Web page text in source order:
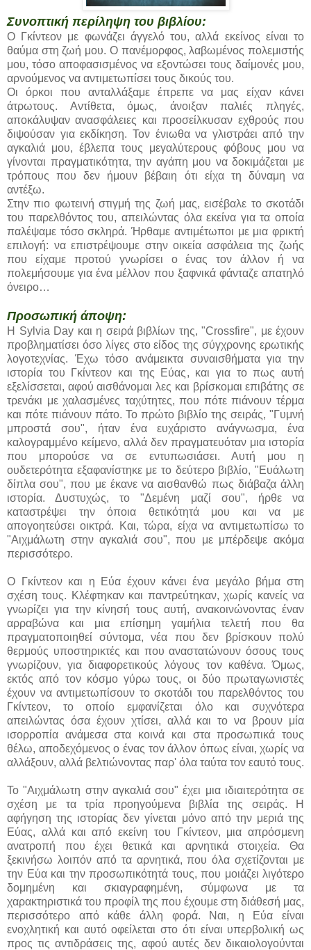
Συνοπτική περίληψη του βιβλίου:
Ο Γκίντεον με φωνάζει άγγελό του, αλλά εκείνος είναι το
θαύμα στη ζωή μου. Ο πανέμορφος, λαβωμένος πολεμιστής
μου, τόσο αποφασισμένος να εξοντώσει τους δαίμονές μου,
αρνούμενος να αντιμετωπίσει τους δικούς του.
Οι όρκοι που ανταλλάξαμε έπρεπε να μας είχαν κάνει
άτρωτους. Αντίθετα, όμως, άνοιξαν παλιές πληγές,
αποκάλυψαν ανασφάλειες και προσείλκυσαν εχθρούς που
διψούσαν για εκδίκηση. Τον ένιωθα να γλιστράει από την
αγκαλιά μου, έβλεπα τους μεγαλύτερους φόβους μου να
γίνονται πραγματικότητα, την αγάπη μου να δοκιμάζεται με
τρόπους που δεν ήμουν βέβαιη ότι είχα τη δύναμη να
αντέξω.
Στην πιο φωτεινή στιγμή της ζωή μας, εισέβαλε το σκοτάδι
του παρελθόντος του, απειλώντας όλα εκείνα για τα οποία
παλέψαμε τόσο σκληρά. Ήρθαμε αντιμέτωποι με μια φρικτή
επιλογή: να επιστρέψουμε στην οικεία ασφάλεια της ζωής
που είχαμε προτού γνωρίσει ο ένας τον άλλον ή να
πολεμήσουμε για ένα μέλλον που ξαφνικά φάνταζε απατηλό
όνειρο…
Προσωπική άποψη:
Η Sylvia Day και η σειρά βιβλίων της, "Crossfire", με έχουν
προβληματίσει όσο λίγες στο είδος της σύγχρονης ερωτικής
λογοτεχνίας. Έχω τόσο ανάμεικτα συναισθήματα για την
ιστορία του Γκίντεον και της Εύας, και για το πως αυτή
εξελίσσεται, αφού αισθάνομαι λες και βρίσκομαι επιβάτης σε
τρενάκι με χαλασμένες ταχύτητες, που πότε πιάνουν τέρμα
και πότε πιάνουν πάτο. Το πρώτο βιβλίο της σειράς, "Γυμνή
μπροστά σου", ήταν ένα ευχάριστο ανάγνωσμα, ένα
καλογραμμένο κείμενο, αλλά δεν πραγματευόταν μια ιστορία
που μπορούσε να σε εντυπωσιάσει. Αυτή μου η
ουδετερότητα εξαφανίστηκε με το δεύτερο βιβλίο, "Ευάλωτη
δίπλα σου", που με έκανε να αισθανθώ πως διάβαζα άλλη
ιστορία. Δυστυχώς, το "Δεμένη μαζί σου", ήρθε να
καταστρέψει την όποια θετικότητά μου και να με
απογοητεύσει οικτρά. Και, τώρα, είχα να αντιμετωπίσω το
"Αιχμάλωτη στην αγκαλιά σου", που με μπέρδεψε ακόμα
περισσότερο.
Ο Γκίντεον και η Εύα έχουν κάνει ένα μεγάλο βήμα στη
σχέση τους. Κλέφτηκαν και παντρεύτηκαν, χωρίς κανείς να
γνωρίζει για την κίνησή τους αυτή, ανακοινώνοντας έναν
αρραβώνα και μια επίσημη γαμήλια τελετή που θα
πραγματοποιηθεί σύντομα, νέα που δεν βρίσκουν πολύ
θερμούς υποστηρικτές και που αναστατώνουν όσους τους
γνωρίζουν, για διαφορετικούς λόγους τον καθένα. Όμως,
εκτός από τον κόσμο γύρω τους, οι δύο πρωταγωνιστές
έχουν να αντιμετωπίσουν το σκοτάδι του παρελθόντος του
Γκίντεον, το οποίο εμφανίζεται όλο και συχνότερα
απειλώντας όσα έχουν χτίσει, αλλά και το να βρουν μία
ισορροπία ανάμεσα στα κοινά και στα προσωπικά τους
θέλω, αποδεχόμενος ο ένας τον άλλον όπως είναι, χωρίς να
αλλάξουν, αλλά βελτιώνοντας παρ' όλα ταύτα τον εαυτό τους.
Το "Αιχμάλωτη στην αγκαλιά σου" έχει μια ιδιαιτερότητα σε
σχέση με τα τρία προηγούμενα βιβλία της σειράς. Η
αφήγηση της ιστορίας δεν γίνεται μόνο από την μεριά της
Εύας, αλλά και από εκείνη του Γκίντεον, μια απρόσμενη
ανατροπή που έχει θετικά και αρνητικά στοιχεία. Θα
ξεκινήσω λοιπόν από τα αρνητικά, που όλα σχετίζονται με
την Εύα και την προσωπικότητά τους, που μοιάζει λιγότερο
δομημένη και σκιαγραφημένη, σύμφωνα με τα
χαρακτηριστικά του προφίλ της που έχουμε στη διάθεσή μας,
περισσότερο από κάθε άλλη φορά. Ναι, η Εύα είναι
ενοχλητική και αυτό οφείλεται στο ότι είναι υπερβολική ως
προς τις αντιδράσεις της, αφού αυτές δεν δικαιολογούνται